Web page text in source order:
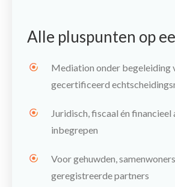
Alle pluspunten op
Mediation onder begeleiding
gecertificeerd
Juridisch, fiscaal én financieel
inbegrepen
Voor gehuwden,
geregistreerde partners